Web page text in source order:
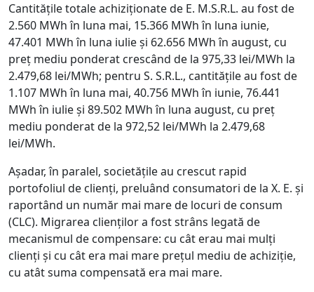
Cantitățile totale achiziționate de E. M.S.R.L. au fost de
2.560 MWh în luna mai, 15.366 MWh în luna iunie,
47.401 MWh în luna iulie și 62.656 MWh în august, cu
preț mediu ponderat crescând de la 975,33 lei/MWh la
2.479,68 lei/MWh; pentru S. S.R.L., cantitățile au fost de
1.107 MWh în luna mai, 40.756 MWh în iunie, 76.441
MWh în iulie și 89.502 MWh în luna august, cu preț
mediu ponderat de la 972,52 lei/MWh la 2.479,68
lei/MWh.
Așadar, în paralel, societățile au crescut rapid
portofoliul de clienți, preluând consumatori de la X. E. și
raportând un număr mai mare de locuri de consum
(CLC). Migrarea clienților a fost strâns legată de
mecanismul de compensare: cu cât erau mai mulți
clienți și cu cât era mai mare prețul mediu de achiziție,
cu atât suma compensată era mai mare.